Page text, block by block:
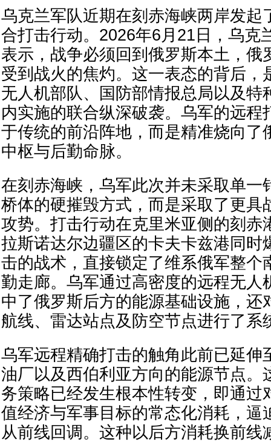
乌克兰军队近期在刻赤海峡两岸发起
合打击行动。2026年6月21日，乌克
表示，战争必须回到俄罗斯本土，俄
受到战火的焦灼。这一表态的背后，
无人机部队、国防部情报总局以及特
内实施的联合纵深破袭。乌军的远程
于传统的前沿阵地，而是精准烧向了
中枢与后勤命脉。
在刻赤海峡，乌军此次并未采取单一
桥体的硬摧毁方式，而是采取了更具
攻势。打击行动在克里米亚侧的刻赤
拉斯诺达尔边疆区的卡夫卡兹港同时
击的战术，直接锁定了维系俄军整个
勤走廊。乌军通过高密度的远程无人
中了俄罗斯后方的能源基础设施，还
航线、雷达站点及防空节点进行了系
乌军远程精确打击的触角此前已延伸
油厂以及西伯利亚方向的能源节点。
务策略已经发生根本性转变，即通过
值经济与军事目标的常态化消耗，逼
从前线回调。这种以后方消耗换前线